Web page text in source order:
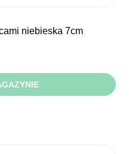
niebieska 7cm